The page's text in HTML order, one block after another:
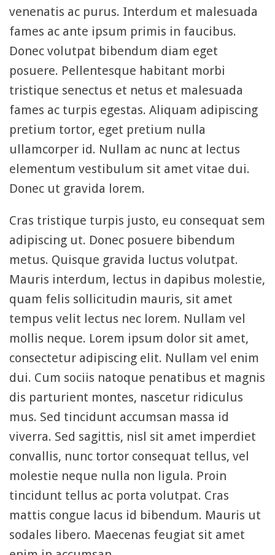
venenatis ac purus. Interdum et malesuada
fames ac ante ipsum primis in faucibus.
Donec volutpat bibendum diam eget
posuere. Pellentesque habitant morbi
tristique senectus et netus et malesuada
fames ac turpis egestas. Aliquam adipiscing
pretium tortor, eget pretium nulla
ullamcorper id. Nullam ac nunc at lectus
elementum vestibulum sit amet vitae dui.
Donec ut gravida lorem.
Cras tristique turpis justo, eu consequat sem
adipiscing ut. Donec posuere bibendum
metus. Quisque gravida luctus volutpat.
Mauris interdum, lectus in dapibus molestie,
quam felis sollicitudin mauris, sit amet
tempus velit lectus nec lorem. Nullam vel
mollis neque. Lorem ipsum dolor sit amet,
consectetur adipiscing elit. Nullam vel enim
dui. Cum sociis natoque penatibus et magnis
dis parturient montes, nascetur ridiculus
mus. Sed tincidunt accumsan massa id
viverra. Sed sagittis, nisl sit amet imperdiet
convallis, nunc tortor consequat tellus, vel
molestie neque nulla non ligula. Proin
tincidunt tellus ac porta volutpat. Cras
mattis congue lacus id bibendum. Mauris ut
sodales libero. Maecenas feugiat sit amet